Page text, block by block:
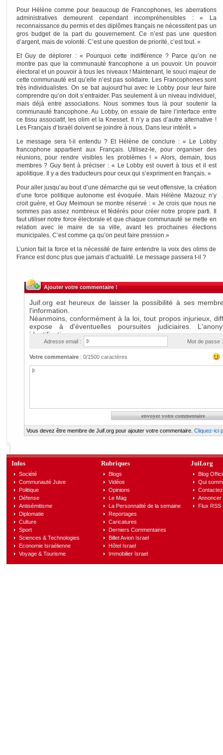
Pour Hélène comme pour beaucoup de Francophones, les aberrations
administratives demeurent cependant incompréhensibles : « La
reconnaissance du permis et des diplômes français ne nécessitent pas un
gros budget de la part du gouvernement. Ce n’est pas une question
d’argent, mais de volonté. C’est une question de priorité, c’est tout. »
Et Guy de déplorer : « Pourquoi cette indifférence ? Parce qu’on ne
montre pas que la communauté francophone a un pouvoir. Un pouvoir
électoral et un pouvoir à tous les niveaux ! Maintenant, le souci majeur de
cette communauté est qu’elle n’est pas solidaire. Les Francophones sont
très individualistes. On se bat aujourd’hui avec le Lobby pour leur faire
comprendre qu’on doit s’entraider. Pas seulement à un niveau individuel,
mais déjà entre associations. Nous sommes tous là pour soutenir la
communauté francophone. Au Lobby, on essaie de faire l’interface entre
ce tissu associatif, les olim et la Knesset. Il n’y a pas d’autre alternative !
Les Français d’Israël doivent se joindre à nous. Dans leur intérêt. »
Le message sera t-il entendu ? Et Hélène de conclure : « Le Lobby
francophone appartient aux Français. Utilisez-le, pour organiser des
réunions, pour rendre visibles les problèmes ! » Alors, demain, tous
membres ? Guy tient à préciser : « Le Lobby est ouvert à tous et il est
apolitique. Il y a des traducteurs pour ceux qui s’expriment en français. »
Pour aller jusqu’au bout d’une démarche qui se veut offensive, la création
d’une force politique autonome est évoquée. Mais Hélène Mazouz n’y
croit guère, et Guy Meimoun se montre réservé : « Je crois que nous ne
sommes pas assez nombreux et fédérés pour créer notre propre parti. Il
faut utiliser notre force électorale et que chaque communauté se mette en
relation avec le maire de sa ville, avant les prochaines élections
municipales. C’est comme ça qu’on peut faire pression.»
L’union fait la force et la nécessité de faire entendre la voix des olims de
France est donc plus que jamais d’actualité. Le message passera t-il ?
Ajouter votre commentaire !
Adresse email : Mot de passe :
Votre commentaire: 0/1500 caractères
Vous devez être membre de Juif.org pour ajouter votre commentaire. Cliquez-ici
Infos
Société
Communauté Juive
Politique
Défense
Antisémitisme
Diplomatie
Culture
Sport
Sciences & Technologies
Economie Israélienne
Voyage & Tourisme
Rubriques
Blogs
Vidéos
Opinions
Le Mag
La Personnalité de la semaine
Reportages
Caricatures
Derniers Commentaires
Billet Avion Israel
Hôtel Israel
Immobilier Israel
Juif.org
Blog
Qui
Annoncer
Flux RSS